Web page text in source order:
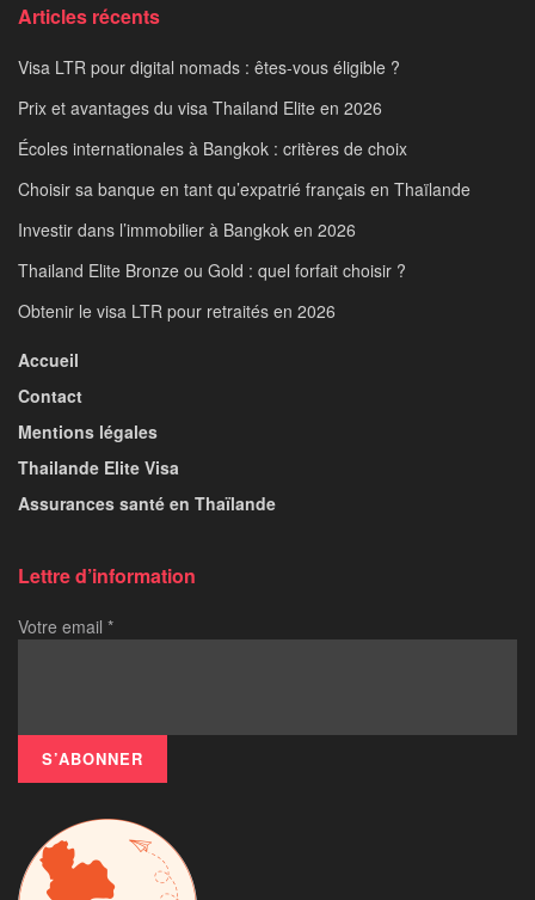
Articles récents
Visa LTR pour digital nomads : êtes-vous éligible ?
Prix et avantages du visa Thailand Elite en 2026
Écoles internationales à Bangkok : critères de choix
Choisir sa banque en tant qu’expatrié français en Thaïlande
Investir dans l’immobilier à Bangkok en 2026
Thailand Elite Bronze ou Gold : quel forfait choisir ?
Obtenir le visa LTR pour retraités en 2026
Accueil
Contact
Mentions légales
Thailande Elite Visa
Assurances santé en Thaïlande
Lettre d’information
Votre email *